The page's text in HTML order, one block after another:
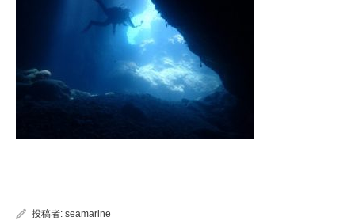
投稿者: seamarine